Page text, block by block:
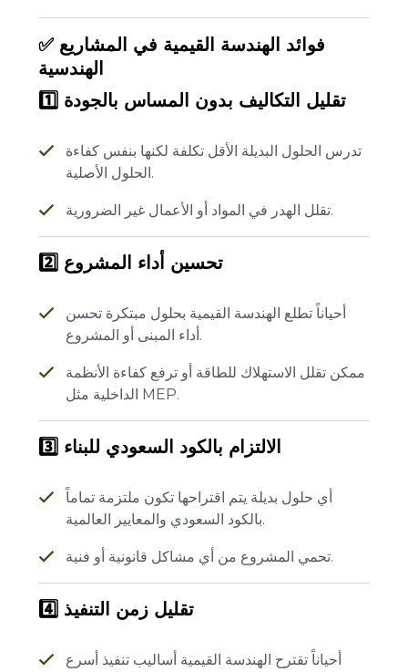
✅ فوائد الهندسة القيمية في المشاريع
الهندسية
1️⃣ تقليل التكاليف بدون المساس بالجودة
تدرس الحلول البديلة الأقل تكلفة لكنها بنفس كفاءة
الحلول الأصلية.
تقلل الهدر في المواد أو الأعمال غير الضرورية.
2️⃣ تحسين أداء المشروع
أحياناً تطلع الهندسة القيمية بحلول مبتكرة تحسن
أداء المبنى أو المشروع.
ممكن تقلل الاستهلاك للطاقة أو ترفع كفاءة الأنظمة
الداخلية مثل MEP.
3️⃣ الالتزام بالكود السعودي للبناء
أي حلول بديلة يتم اقتراحها تكون ملتزمة تماماً
بالكود السعودي والمعايير العالمية.
تحمي المشروع من أي مشاكل قانونية أو فنية.
4️⃣ تقليل زمن التنفيذ
أحياناً تقترح الهندسة القيمية أساليب تنفيذ أسرع